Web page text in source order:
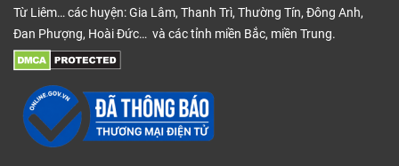
Từ Liêm… các huyện: Gia Lâm, Thanh Trì, Thường Tín, Đông Anh,
Đan Phượng, Hoài Đức… và các tỉnh miền Bắc, miền Trung.